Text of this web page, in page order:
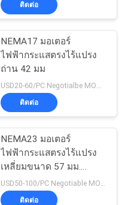
ติดต่อ
NEMA17 มอเตอร์
ไฟฟ้ากระแสตรงไร้แปรง
ถ่าน 42 มม
ติดต่อ
NEMA23 มอเตอร์
ไฟฟ้ากระแสตรงไร้แปรง
เหลี่ยมขนาด 57 มม.
36VDC 3000RPM
0.6N.M
ติดต่อ